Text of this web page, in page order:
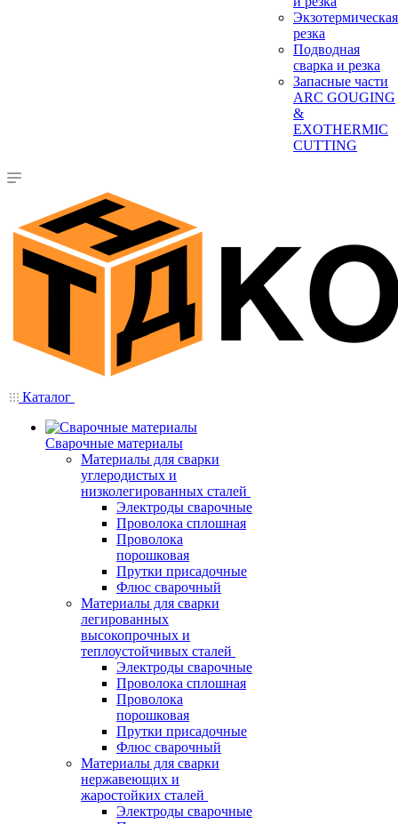
Экзотермическая
резка
Подводная
сварка и резка
Запасные части
ARC GOUGING
&
EXOTHERMIC
CUTTING
Каталог
Сварочные материалы
Материалы для сварки
углеродистых и
низколегированных сталей
Электроды сварочные
Проволока сплошная
Проволока
порошковая
Прутки присадочные
Флюс сварочный
Материалы для сварки
легированных
высокопрочных и
теплоустойчивых сталей
Электроды сварочные
Проволока сплошная
Проволока
порошковая
Прутки присадочные
Флюс сварочный
Материалы для сварки
нержавеющих и
жаростойких сталей
Электроды сварочные